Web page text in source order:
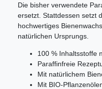
Die bisher verwendete
ersetzt. Stattdessen setzt
hochwertiges
natürlichen Ursprungs.
100 % Inhaltsstoffe
Paraffinfreie
Mit natürlichem
Mit BIO-